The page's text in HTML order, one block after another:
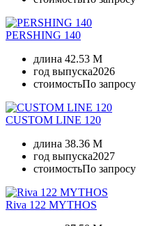
PERSHING 140
длина 42.53 M
год выпуска2026
стоимостьПо запросу
CUSTOM LINE 120
длина 38.36 M
год выпуска2027
стоимостьПо запросу
Riva 122 MYTHOS